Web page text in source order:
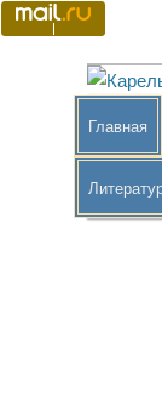
Перейти
к
основному
содержимому
меню
Главная